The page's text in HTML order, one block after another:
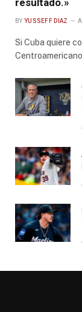
BY YUSSEFF DIAZ
Si Cuba quiere